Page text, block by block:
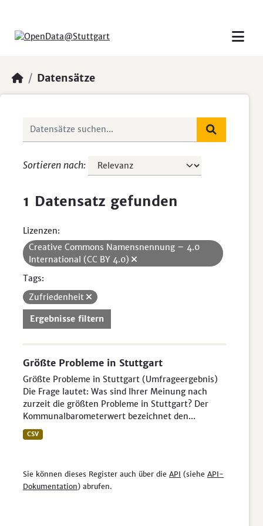
Datensätze
Sortieren nach
1 Datensatz gefunden
Lizenzen:
Creative Commons Namensnennung – 4.0
International (CC BY 4.0)
Tags:
Zufriedenheit
Ergebnisse filtern
Größte Probleme in Stuttgart
Größte Probleme in Stuttgart (Umfrageergebnis)
Die Frage lautet: Was sind Ihrer Meinung nach
zurzeit die größten Probleme in Stuttgart? Der
Kommunalbarometerwert bezeichnet den...
CSV
Sie können dieses Register auch über die API (siehe API-
Dokumentation) abrufen.